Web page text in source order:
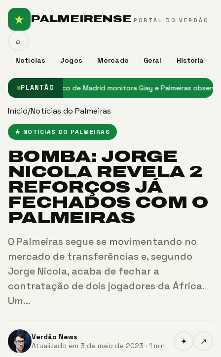
★ PALMEIRENSE PORTAL DO VERDÃO
Notícias Jogos Mercado Geral Historia
⌕
PLANTÃO
★ Atlético de Madrid monitora Giay e Palmeiras observa
Início/Notícias do Palmeiras
★ NOTÍCIAS DO PALMEIRAS
BOMBA: JORGE
NICOLA REVELA 2
REFORÇOS JÁ
FECHADOS COM O
PALMEIRAS
O Palmeiras segue se movimentando no
mercado de transferências e, segundo
Jorge Nicola, acaba de fechar a
contratação de dois jogadores da África.
Um…
Verdão News
Atualizado em 3 de maio de 2023 · 1 min
✦ ↗